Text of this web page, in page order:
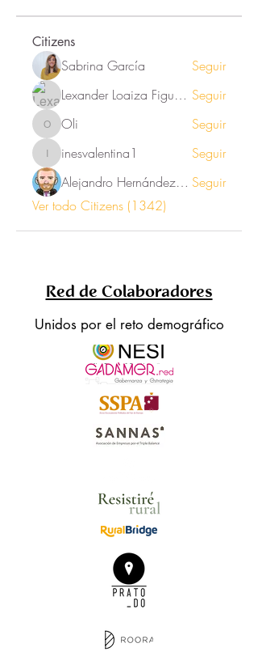
Citizens
Sabrina García
Seguir
Lexander Loaiza Figueroa Seguir
Oli Oli Seguir
inesvalentina1
inesvalentina1
Seguir
Alejandro Hernández Renner Seguir
Ver todo Citizens (1342)
Red de Colaboradores
Unidos por el reto demográfico